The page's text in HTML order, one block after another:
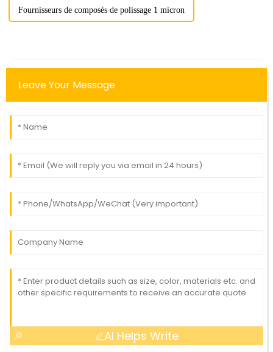
Fournisseurs de composés de polissage 1 micron
Leave Your Message
AI Helps Write